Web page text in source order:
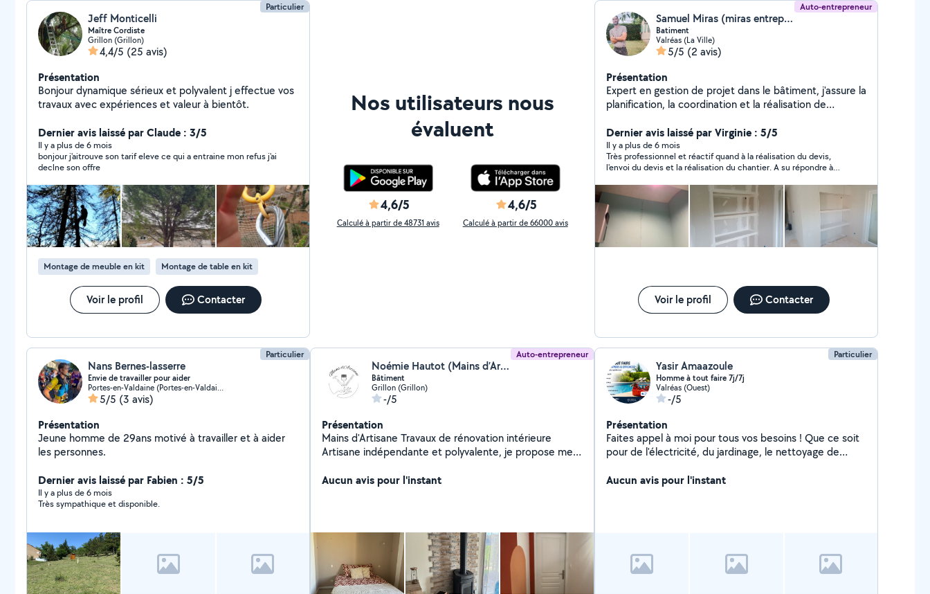
Particulier
Jeff Monticelli
Maître Cordiste
Grillon (Grillon)
4,4/5 (25 avis)
Présentation
Bonjour dynamique sérieux et polyvalent j effectue vos
travaux avec expériences et valeur à bientôt.
Dernier avis laissé par Claude : 3/5
Il y a plus de 6 mois
bonjour j'aitrouve son tarif eleve ce qui a entraine mon refus j'ai
declne son offre
Montage de meuble en kit Montage de table en kit
Voir le profil Contacter
Nos utilisateurs nous
évaluent
4,6/5
Calculé à partir de 48731 avis
4,6/5
Calculé à partir de 66000 avis
Auto-entrepreneur
Samuel Miras (miras entreprise)
Batiment
Valréas (La Ville)
5/5 (2 avis)
Présentation
Expert en gestion de projet dans le bâtiment, j'assure la
planification, la coordination et la réalisation de
respect des délais et des budgets.
Dernier avis laissé par Virginie : 5/5
Il y a plus de 6 mois
Très professionnel et réactif quand à la réalisation du devis,
l'envoi du devis et la réalisation du chantier. A su répondre à
mur à refaire dans ma cave. Samuel sait vous rassurer et vous
conseiller. Je reviendrai vers lui sans aucune hésitation pour
d'autres travaux et je le recommande très fortement.
Voir le profil Contacter
Particulier
Nans Bernes-lasserre
Envie de travailler pour aider
Portes-en-Valdaine (Portes-en-Valdaine)
5/5 (3 avis)
Présentation
Jeune homme de 29ans motivé à travailler et à aider
les personnes.
Dernier avis laissé par Fabien : 5/5
Il y a plus de 6 mois
Très sympathique et disponible.
Auto-entrepreneur
Noémie Hautot (Mains d’Artisane)
Bâtiment
Grillon (Grillon)
-/5
Présentation
Mains d'Artisane Travaux de rénovation intérieure
Artisane indépendante et polyvalente, je propose mes
et le Vaucluse (secteur Valréas, Grignan et alentours) :
rénovation de WC ou cuisine Placoplâtre, finitions,
relooking intérieur Travail soigné Sérieuse Bonne
humeur assurée Déplacements locaux Devis gratuit
N'hésitez pas à me confier vos projets !
Aucun avis pour l'instant
Particulier
Yasir Amaazoule
Homme à tout faire 7j/7j
Valréas (Ouest)
-/5
Présentation
Faites appel à moi pour tous vos besoins ! Que ce soit
pour de l'électricité, du jardinage, le nettoyage de
meubles, je suis là pour vous aider. Disponible 7j/7, je
Aucun avis pour l'instant